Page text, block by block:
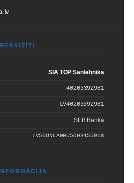
REKVIZĪTI
SIA TOP Santehnika
40203392981
LV40203392981
SEB Banka
LV50UNLA0055003455018